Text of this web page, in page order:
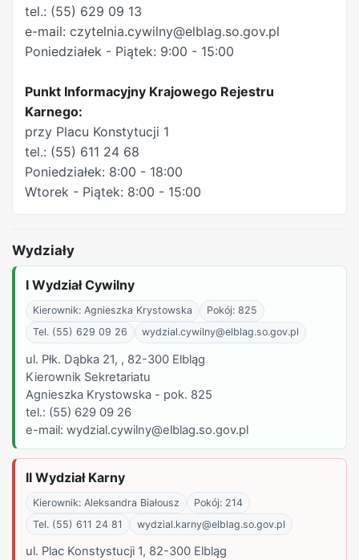
tel.: (55) 629 09 13
e-mail: czytelnia.cywilny@elblag.so.gov.pl
Poniedziałek - Piątek: 9:00 - 15:00
Punkt Informacyjny Krajowego Rejestru
Karnego:
przy Placu Konstytucji 1
tel.: (55) 611 24 68
Poniedziałek: 8:00 - 18:00
Wtorek - Piątek: 8:00 - 15:00
Wydziały
I Wydział Cywilny
Kierownik: Agnieszka Krystowska
Pokój: 825
Tel. (55) 629 09 26
wydzial.cywilny@elblag.so.gov.pl
ul. Płk. Dąbka 21, , 82-300 Elbląg
Kierownik Sekretariatu
Agnieszka Krystowska - pok. 825
tel.: (55) 629 09 26
e-mail: wydzial.cywilny@elblag.so.gov.pl
II Wydział Karny
Kierownik: Aleksandra Białousz
Pokój: 214
Tel. (55) 611 24 81
wydzial.karny@elblag.so.gov.pl
ul. Plac Konstystucji 1, 82-300 Elbląg